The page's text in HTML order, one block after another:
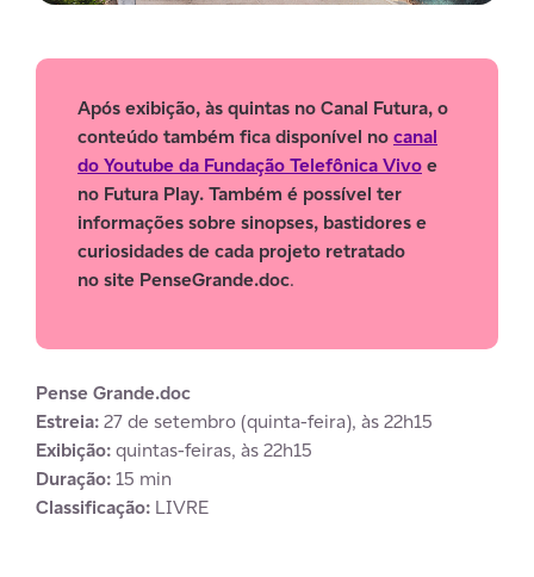
Após exibição, às quintas no Canal Futura, o
conteúdo também fica disponível nocanal
do Youtube da Fundação Telefônica Vivoe
no Futura Play. Também é possível ter
informações sobre sinopses, bastidores e
curiosidades de cada projeto retratado
no site PenseGrande.doc.
Pense Grande.doc
Estreia:27 de setembro (quinta-feira), às 22h15
Exibição:quintas-feiras, às 22h15
Duração:15 min
Classificação: LIVRE